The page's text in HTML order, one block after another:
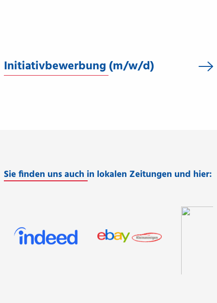
Initiativbewerbung (m/w/d)
Sie finden uns auch in lokalen Zeitungen und hier: